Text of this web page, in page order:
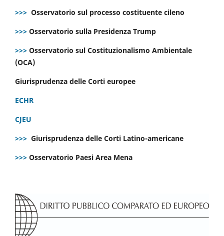
>>> Osservatorio sul processo costituente cileno
>>> Osservatorio sulla Presidenza Trump
>>> Osservatorio sul Costituzionalismo Ambientale
(OCA)
Giurisprudenza delle Corti europee
ECHR
CJEU
>>> Giurisprudenza delle Corti Latino-americane
>>> Osservatorio Paesi Area Mena